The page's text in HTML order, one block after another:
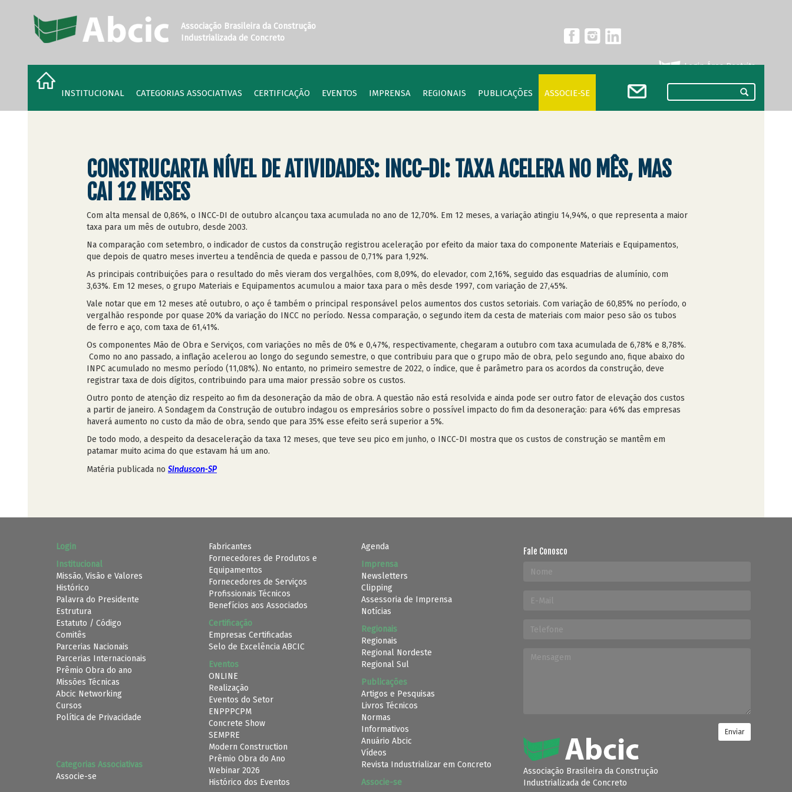
Associação Brasileira da Construção
Industrializada de Concreto
Login Área Restrita
INSTITUCIONAL CATEGORIAS ASSOCIATIVAS CERTIFICAÇÃO EVENTOS IMPRENSA REGIONAIS PUBLICAÇÕES ASSOCIE-SE
CONSTRUCARTA NÍVEL DE ATIVIDADES: INCC-DI: TAXA ACELERA NO MÊS, MAS
CAI 12 MESES
Com alta mensal de 0,86%, o INCC-DI de outubro alcançou taxa acumulada no ano de 12,70%. Em 12 meses, a variação atingiu 14,94%, o que representa a maior
taxa para um mês de outubro, desde 2003.
Na comparação com setembro, o indicador de custos da construção registrou aceleração por efeito da maior taxa do componente Materiais e Equipamentos,
que depois de quatro meses inverteu a tendência de queda e passou de 0,71% para 1,92%.
As principais contribuições para o resultado do mês vieram dos vergalhões, com 8,09%, do elevador, com 2,16%, seguido das esquadrias de alumínio, com
3,63%. Em 12 meses, o grupo Materiais e Equipamentos acumulou a maior taxa para o mês desde 1997, com variação de 27,45%.
Vale notar que em 12 meses até outubro, o aço é também o principal responsável pelos aumentos dos custos setoriais. Com variação de 60,85% no período, o
vergalhão responde por quase 20% da variação do INCC no período. Nessa comparação, o segundo item da cesta de materiais com maior peso são os tubos
de ferro e aço, com taxa de 61,41%.
Os componentes Mão de Obra e Serviços, com variações no mês de 0% e 0,47%, respectivamente, chegaram a outubro com taxa acumulada de 6,78% e 8,78%.
Como no ano passado, a inflação acelerou ao longo do segundo semestre, o que contribuiu para que o grupo mão de obra, pelo segundo ano, fique abaixo do
INPC acumulado no mesmo período (11,08%). No entanto, no primeiro semestre de 2022, o índice, que é parâmetro para os acordos da construção, deve
registrar taxa de dois dígitos, contribuindo para uma maior pressão sobre os custos.
Outro ponto de atenção diz respeito ao fim da desoneração da mão de obra. A questão não está resolvida e ainda pode ser outro fator de elevação dos custos
a partir de janeiro. A Sondagem da Construção de outubro indagou os empresários sobre o possível impacto do fim da desoneração: para 46% das empresas
haverá aumento no custo da mão de obra, sendo que para 35% esse efeito será superior a 5%.
De todo modo, a despeito da desaceleração da taxa 12 meses, que teve seu pico em junho, o INCC-DI mostra que os custos de construção se mantêm em
patamar muito acima do que estavam há um ano.
Matéria publicada no Sinduscon-SP
Login
Institucional
Missão, Visão e Valores
Histórico
Palavra do Presidente
Estrutura
Estatuto / Código
Comitês
Parcerias Nacionais
Parcerias Internacionais
Prêmio Obra do ano
Missões Técnicas
Abcic Networking
Cursos
Política de Privacidade
Categorias Associativas
Associe-se
Fabricantes
Fornecedores de Produtos e
Equipamentos
Fornecedores de Serviços
Profissionais Técnicos
Benefícios aos Associados
Certificação
Empresas Certificadas
Selo de Excelência ABCIC
Eventos
ONLINE
Realização
Eventos do Setor
ENPPPCPM
Concrete Show
SEMPRE
Modern Construction
Prêmio Obra do Ano
Webinar 2026
Histórico dos Eventos
Agenda
Imprensa
Newsletters
Clipping
Assessoria de Imprensa
Notícias
Regionais
Regionais
Regional Nordeste
Regional Sul
Publicações
Artigos e Pesquisas
Livros Técnicos
Normas
Informativos
Anuário Abcic
Vídeos
Revista Industrializar em Concreto
Associe-se
Fale Conosco
Enviar
Associação Brasileira da Construção
Industrializada de Concreto